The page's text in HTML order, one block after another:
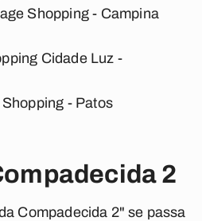
Shopping - Campina
Cidade Luz -
- Patos
2
Compadecida 2" se passa